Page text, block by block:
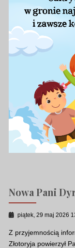
Nowa Pani
piątek, 29 maj 2026
Z przyjemnością
Złotoryja powierzył